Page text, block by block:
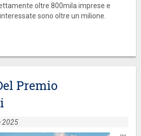
oltre 800mila imprese e
sono oltre un milione.
Premio
2025